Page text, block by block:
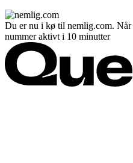
Du er nu i kø til nemlig.com.
nummer aktivt i 10 minutter